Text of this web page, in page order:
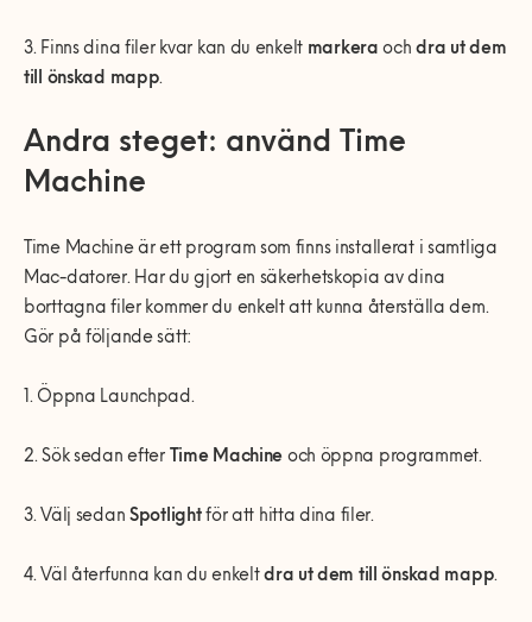
3. Finns dina filer kvar kan du enkelt markera ochdra ut dem
till önskad mapp.
Andra steget: använd Time
Machine
Time Machine är ett program som finns installerat i samtliga
Mac-datorer. Har du gjort en säkerhetskopia av dina
borttagna filer kommer du enkelt att kunna återställa dem.
Gör på följande sätt:
1. Öppna Launchpad.
2. Sök sedan efter Time Machine och öppna programmet.
3. Välj sedan Spotlightför att hitta dina filer.
4. Väl återfunna kan du enkeltdra ut dem till önskad mapp.